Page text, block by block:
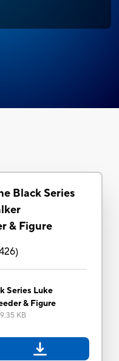
Black Series
& Figure
)
Series Luke
& Figure
KB